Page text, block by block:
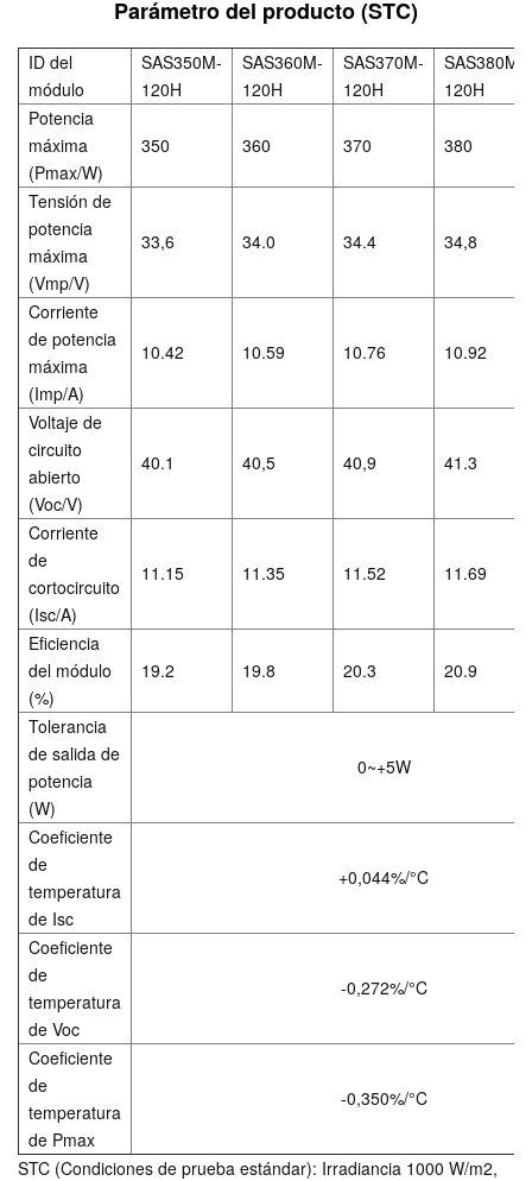
Parámetro del producto (STC)
ID del
módulo
SAS350M-
120H
SAS360M-
120H
SAS370M-
120H
SAS380M-
120H
Potencia
máxima
(Pmax/W)
350 360 370 380
Tensión de
potencia
máxima
(Vmp/V)
33,6 34.0 34.4 34,8
Corriente
de potencia
máxima
(Imp/A)
10.42 10.59 10.76 10.92
Voltaje de
circuito
abierto
(Voc/V)
40.1 40,5 40,9 41.3
Corriente
de
cortocircuito
(Isc/A)
11.15 11.35 11.52 11.69
Eficiencia
del módulo
(%)
19.2 19.8 20.3 20.9
Tolerancia
de salida de
potencia
(W)
0~+5W
Coeficiente
de
temperatura
de Isc
+0,044%/°C
Coeficiente
de
temperatura
de Voc
-0,272%/°C
Coeficiente
de
temperatura
de Pmax
-0,350%/°C
STC (Condiciones de prueba estándar): Irradiancia 1000 W/m2,